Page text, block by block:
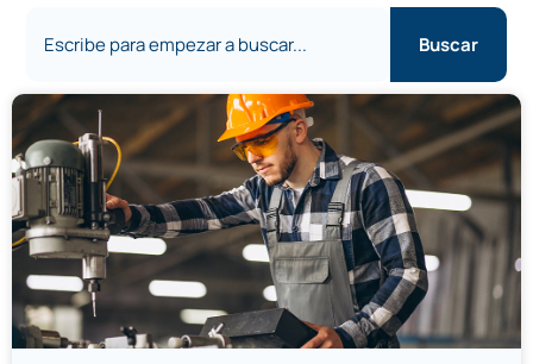
Buscar